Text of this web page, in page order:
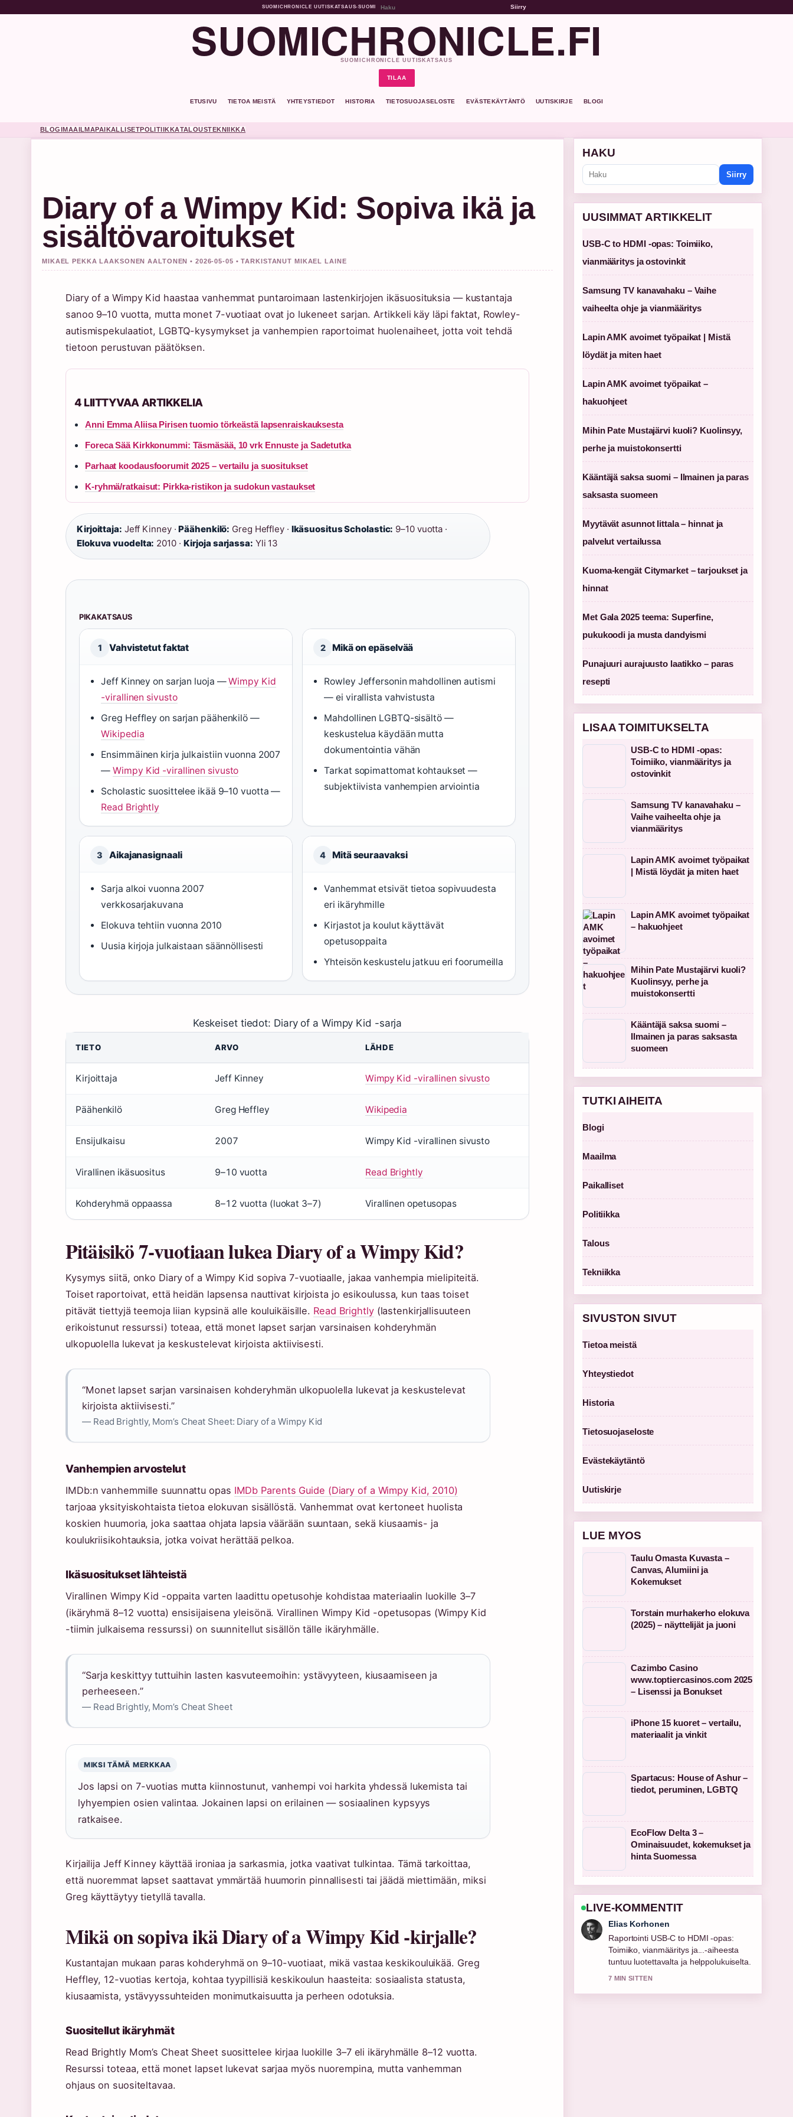
SUOMICHRONICLE UUTISKATSAUS•SUOMI Siirry
SUOMICHRONICLE.FI
SUOMICHRONICLE UUTISKATSAUS
TILAA
ETUSIVU TIETOA MEISTÄ YHTEYSTIEDOT HISTORIA TIETOSUOJASELOSTE EVÄSTEKÄYTÄNTÖ UUTISKIRJE BLOGI
BLOGIMAAILMAPAIKALLISETPOLITIIKKATALOUSTEKNIIKKA
Diary of a Wimpy Kid: Sopiva ikä ja
sisältövaroitukset
MIKAEL PEKKA LAAKSONEN AALTONEN • 2026-05-05 • TARKISTANUT MIKAEL LAINE
Diary of a Wimpy Kid haastaa vanhemmat puntaroimaan lastenkirjojen ikäsuosituksia — kustantaja
sanoo 9–10 vuotta, mutta monet 7-vuotiaat ovat jo lukeneet sarjan. Artikkeli käy läpi faktat, Rowley-
autismispekulaatiot, LGBTQ-kysymykset ja vanhempien raportoimat huolenaiheet, jotta voit tehdä
tietoon perustuvan päätöksen.
4 LIITTYVAA ARTIKKELIA
Anni Emma Aliisa Pirisen tuomio törkeästä lapsenraiskauksesta
Foreca Sää Kirkkonummi: Täsmäsää, 10 vrk Ennuste ja Sadetutka
Parhaat koodausfoorumit 2025 – vertailu ja suositukset
K-ryhmä/ratkaisut: Pirkka-ristikon ja sudokun vastaukset
Kirjoittaja: Jeff Kinney ·Päähenkilö: Greg Heffley · Ikäsuositus Scholastic: 9–10 vuotta ·
Elokuva vuodelta: 2010 · Kirjoja sarjassa: Yli 13
PIKAKATSAUS
1 Vahvistetut faktat
Jeff Kinney on sarjan luoja —Wimpy Kid
-virallinen sivusto
Greg Heffley on sarjan päähenkilö —
Wikipedia
Ensimmäinen kirja julkaistiin vuonna 2007
—Wimpy Kid -virallinen sivusto
Scholastic suosittelee ikää 9–10 vuotta —
Read Brightly
2 Mikä on epäselvää
Rowley Jeffersonin mahdollinen autismi
— ei virallista vahvistusta
Mahdollinen LGBTQ-sisältö —
keskustelua käydään mutta
dokumentointia vähän
Tarkat sopimattomat kohtaukset —
subjektiivista vanhempien arviointia
3 Aikajanasignaali
Sarja alkoi vuonna 2007
verkkosarjakuvana
Elokuva tehtiin vuonna 2010
Uusia kirjoja julkaistaan säännöllisesti
4 Mitä seuraavaksi
Vanhemmat etsivät tietoa sopivuudesta
eri ikäryhmille
Kirjastot ja koulut käyttävät
opetusoppaita
Yhteisön keskustelu jatkuu eri foorumeilla
Keskeiset tiedot: Diary of a Wimpy Kid -sarja
TIETO ARVO LÄHDE
Kirjoittaja Jeff Kinney Wimpy Kid -virallinen sivusto
Päähenkilö Greg Heffley Wikipedia
Ensijulkaisu 2007 Wimpy Kid -virallinen sivusto
Virallinen ikäsuositus 9–10 vuotta Read Brightly
Kohderyhmä oppaassa 8–12 vuotta (luokat 3–7) Virallinen opetusopas
Pitäisikö 7-vuotiaan lukea Diary of a Wimpy Kid?
Kysymys siitä, onko Diary of a Wimpy Kid sopiva 7-vuotiaalle, jakaa vanhempia mielipiteitä.
Toiset raportoivat, että heidän lapsensa nauttivat kirjoista jo esikoulussa, kun taas toiset
pitävät tiettyjä teemoja liian kypsinä alle kouluikäisille. Read Brightly(lastenkirjallisuuteen
erikoistunut ressurssi) toteaa, että monet lapset sarjan varsinaisen kohderyhmän
ulkopuolella lukevat ja keskustelevat kirjoista aktiivisesti.
“Monet lapset sarjan varsinaisen kohderyhmän ulkopuolella lukevat ja keskustelevat
kirjoista aktiivisesti.”
— Read Brightly, Mom’s Cheat Sheet: Diary of a Wimpy Kid
Vanhempien arvostelut
IMDb:n vanhemmille suunnattu opas IMDb Parents Guide (Diary of a Wimpy Kid, 2010)
tarjoaa yksityiskohtaista tietoa elokuvan sisällöstä. Vanhemmat ovat kertoneet huolista
koskien huumoria, joka saattaa ohjata lapsia väärään suuntaan, sekä kiusaamis- ja
koulukriisikohtauksia, jotka voivat herättää pelkoa.
Ikäsuositukset lähteistä
Virallinen Wimpy Kid -oppaita varten laadittu opetusohje kohdistaa materiaalin luokille 3–7
(ikäryhmä 8–12 vuotta) ensisijaisena yleisönä. Virallinen Wimpy Kid -opetusopas (Wimpy Kid
-tiimin julkaisema ressurssi) on suunnitellut sisällön tälle ikäryhmälle.
“Sarja keskittyy tuttuihin lasten kasvuteemoihin: ystävyyteen, kiusaamiseen ja
perheeseen.”
— Read Brightly, Mom’s Cheat Sheet
MIKSI TÄMÄ MERKKAA
Jos lapsi on 7-vuotias mutta kiinnostunut, vanhempi voi harkita yhdessä lukemista tai
lyhyempien osien valintaa. Jokainen lapsi on erilainen — sosiaalinen kypsyys
ratkaisee.
Kirjailija Jeff Kinney käyttää ironiaa ja sarkasmia, jotka vaativat tulkintaa. Tämä tarkoittaa,
että nuoremmat lapset saattavat ymmärtää huumorin pinnallisesti tai jäädä miettimään, miksi
Greg käyttäytyy tietyllä tavalla.
Mikä on sopiva ikä Diary of a Wimpy Kid -kirjalle?
Kustantajan mukaan paras kohderyhmä on 9–10-vuotiaat, mikä vastaa keskikouluikää. Greg
Heffley, 12-vuotias kertoja, kohtaa tyypillisiä keskikoulun haasteita: sosiaalista statusta,
kiusaamista, ystävyyssuhteiden monimutkaisuutta ja perheen odotuksia.
Suositellut ikäryhmät
Read Brightly Mom’s Cheat Sheet suosittelee kirjaa luokille 3–7 eli ikäryhmälle 8–12 vuotta.
Resurssi toteaa, että monet lapset lukevat sarjaa myös nuorempina, mutta vanhemman
ohjaus on suositeltavaa.
HAKU
Siirry
UUSIMMAT ARTIKKELIT
USB-C to HDMI -opas: Toimiiko,
vianmääritys ja ostovinkit
Samsung TV kanavahaku – Vaihe
vaiheelta ohje ja vianmääritys
Lapin AMK avoimet työpaikat | Mistä
löydät ja miten haet
Lapin AMK avoimet työpaikat –
hakuohjeet
Mihin Pate Mustajärvi kuoli? Kuolinsyy,
perhe ja muistokonsertti
Kääntäjä saksa suomi – Ilmainen ja paras
saksasta suomeen
Myytävät asunnot Iittala – hinnat ja
palvelut vertailussa
Kuoma-kengät Citymarket – tarjoukset ja
hinnat
Met Gala 2025 teema: Superfine,
pukukoodi ja musta dandyismi
Punajuuri aurajuusto laatikko – paras
resepti
LISAA TOIMITUKSELTA
USB-C to HDMI -opas:
Toimiiko, vianmääritys ja
ostovinkit
Samsung TV kanavahaku –
Vaihe vaiheelta ohje ja
vianmääritys
Lapin AMK avoimet työpaikat
| Mistä löydät ja miten haet
Lapin AMK avoimet työpaikat
– hakuohjeet
Mihin Pate Mustajärvi kuoli?
Kuolinsyy, perhe ja
muistokonsertti
Kääntäjä saksa suomi –
Ilmainen ja paras saksasta
suomeen
TUTKI AIHEITA
Blogi
Maailma
Paikalliset
Politiikka
Talous
Tekniikka
SIVUSTON SIVUT
Tietoa meistä
Yhteystiedot
Historia
Tietosuojaseloste
Evästekäytäntö
Uutiskirje
LUE MYOS
Taulu Omasta Kuvasta –
Canvas, Alumiini ja
Kokemukset
Torstain murhakerho elokuva
(2025) – näyttelijät ja juoni
Cazimbo Casino
www.toptiercasinos.com 2025
– Lisenssi ja Bonukset
iPhone 15 kuoret – vertailu,
materiaalit ja vinkit
Spartacus: House of Ashur –
tiedot, peruminen, LGBTQ
EcoFlow Delta 3 –
Ominaisuudet, kokemukset ja
hinta Suomessa
LIVE-KOMMENTIT
Noora Niemi
Vahvaa tarkistustyota liittyen Samsung
TV kanavahaku – Vaihe vaiheelta
ohje.... Useampien medioiden tulisi